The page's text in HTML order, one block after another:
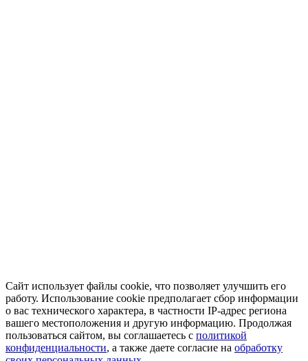
Сайт использует файлы cookie, что позволяет улучшить его
работу. Использование cookie предполагает сбор информации
о вас технического характера, в частности IP-адрес региона
вашего местоположения и другую информацию. Продолжая
пользоваться сайтом, вы соглашаетесь с политикой
конфиденциальности, а также даете согласие на обработку